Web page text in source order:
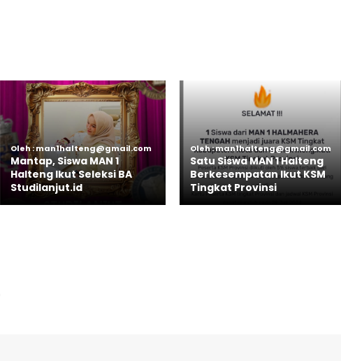
Oleh : man1halteng@gmail.com
Mantap, Siswa MAN 1
Halteng Ikut Seleksi BA
Studilanjut.id
Oleh : man1halteng@gmail.com
Satu Siswa MAN 1 Halteng
Berkesempatan Ikut KSM
Tingkat Provinsi